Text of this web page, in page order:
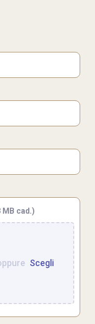
cad.)
Scegli